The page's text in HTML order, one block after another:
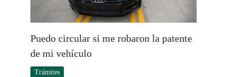
Puedo circular si me robaron la patente
de mi vehículo
Trámites